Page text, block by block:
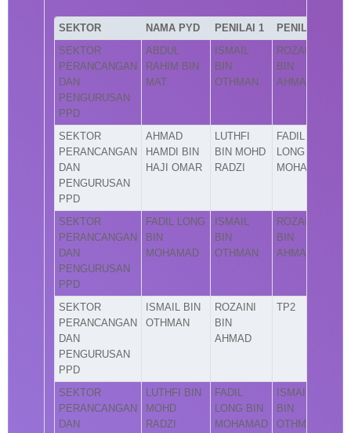
SEKTOR NAMA PYD PENILAI 1 PENILAI 2
SEKTOR
PERANCANGAN
DAN
PENGURUSAN
PPD
ABDUL
RAHIM BIN
MAT
ISMAIL
BIN
OTHMAN
ROZAINI
BIN
AHMAD
SEKTOR
PERANCANGAN
DAN
PENGURUSAN
PPD
AHMAD
HAMDI BIN
HAJI OMAR
LUTHFI
BIN MOHD
RADZI
FADIL
LONG BIN
MOHAMAD
SEKTOR
PERANCANGAN
DAN
PENGURUSAN
PPD
FADIL LONG
BIN
MOHAMAD
ISMAIL
BIN
OTHMAN
ROZAINI
BIN
AHMAD
SEKTOR
PERANCANGAN
DAN
PENGURUSAN
PPD
ISMAIL BIN
OTHMAN
ROZAINI
BIN
AHMAD
TP2
SEKTOR
PERANCANGAN
DAN
LUTHFI BIN
MOHD
RADZI
FADIL
LONG BIN
MOHAMAD
ISMAIL
BIN
OTHMAN